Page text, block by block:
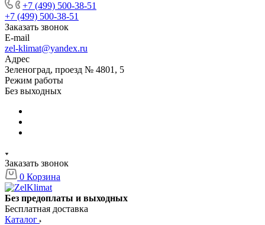
+7 (499) 500-38-51
+7 (499) 500-38-51
Заказать звонок
E-mail
zel-klimat@yandex.ru
Адрес
Зеленоград, проезд № 4801, 5
Режим работы
Без выходных
Заказать звонок
0 Корзина
Без предоплаты и выходных
Бесплатная доставка
Каталог